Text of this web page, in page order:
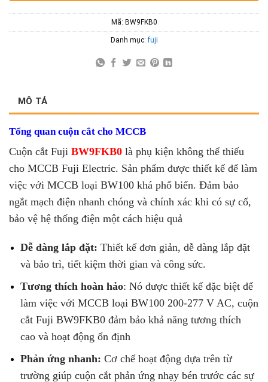
Mã: BW9FKB0
Danh mục:fuji
MÔ TẢ
Tổng quan cuộn cắt cho MCCB
Cuộn cắt Fuji BW9FKB0 là phụ kiện không thể thiếu
cho MCCB Fuji Electric. Sản phẩm được thiết kế để làm
việc với MCCB loại BW100 khá phổ biến. Đảm bảo
ngắt mạch điện nhanh chóng và chính xác khi có sự cố,
bảo vệ hệ thống điện một cách hiệu quả
Dễ dàng lắp đặt:Thiết kế đơn giản, dễ dàng lắp đặt
và bảo trì, tiết kiệm thời gian và công sức.
Tương thích hoàn hảo: Nó được thiết kế đặc biệt để
làm việc với MCCB loại BW100 200-277 V AC, cuộn
cắt Fuji BW9FKB0 đảm bảo khả năng tương thích
cao và hoạt động ổn định
Phản ứng nhanh: Cơ chế hoạt động dựa trên từ
trường giúp cuộn cắt phản ứng nhạy bén trước các sự